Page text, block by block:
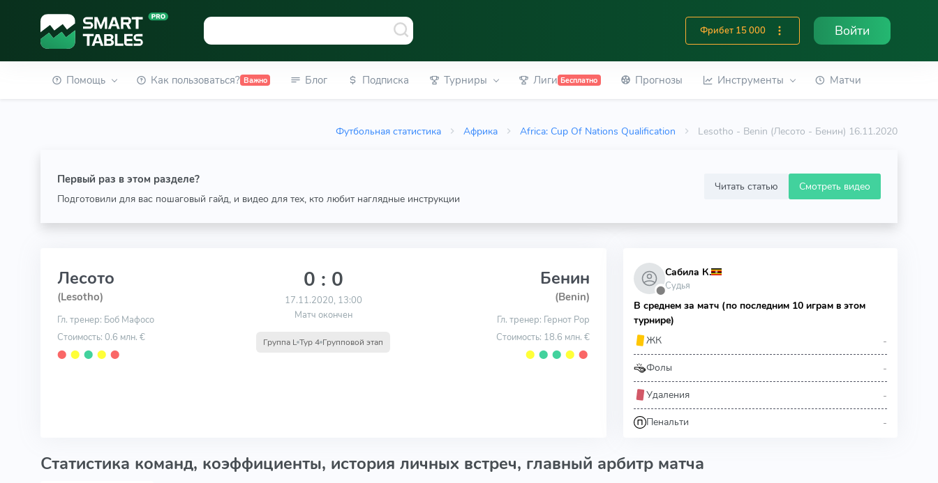
Фрибет 15 000 Войти
Помощь Как пользоваться? Важно Блог Подписка Турниры Лиги Бесплатно Прогнозы Инструменты Матчи
Футбольная статистика Африка Africa: Cup Of Nations Qualification Lesotho - Benin (Лесото - Бенин) 16.11.2020
Первый раз в этом разделе?
Подготовили для вас пошаговый гайд, и видео для тех, кто любит наглядные инструкции
Читать статью Смотреть видео
Лесото
(Lesotho)
Гл. тренер: Боб Мафосо
Стоимость: 0.6 млн. €
⬤ ⬤ ⬤ ⬤ ⬤
0 : 0
17.11.2020, 13:00
Матч окончен
Группа L Тур 4 Групповой этап
Бенин
(Benin)
Гл. тренер: Гернот Рор
Стоимость: 18.6 млн. €
⬤ ⬤ ⬤ ⬤ ⬤
⬤
Сабила К.
Судья
В среднем за матч (по последним 10 играм в этом
турнире)
ЖК
-
Фолы -
Удаления -
Пенальти -
Статистика команд, коэффициенты, история личных встреч, главный арбитр матча